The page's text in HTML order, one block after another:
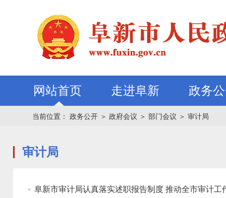
网站首页 走进阜新 政务
当前位置： 政务公开 ＞ 政府会议 ＞ 部门会议 ＞ 审计局
审计局
阜新市审计局认真落实述职报告制度 推动全市审计工